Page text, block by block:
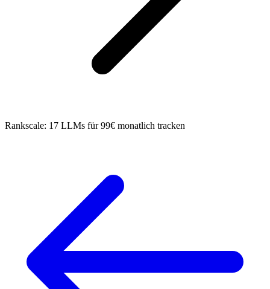
Rankscale: 17 LLMs für 99€ monatlich tracken